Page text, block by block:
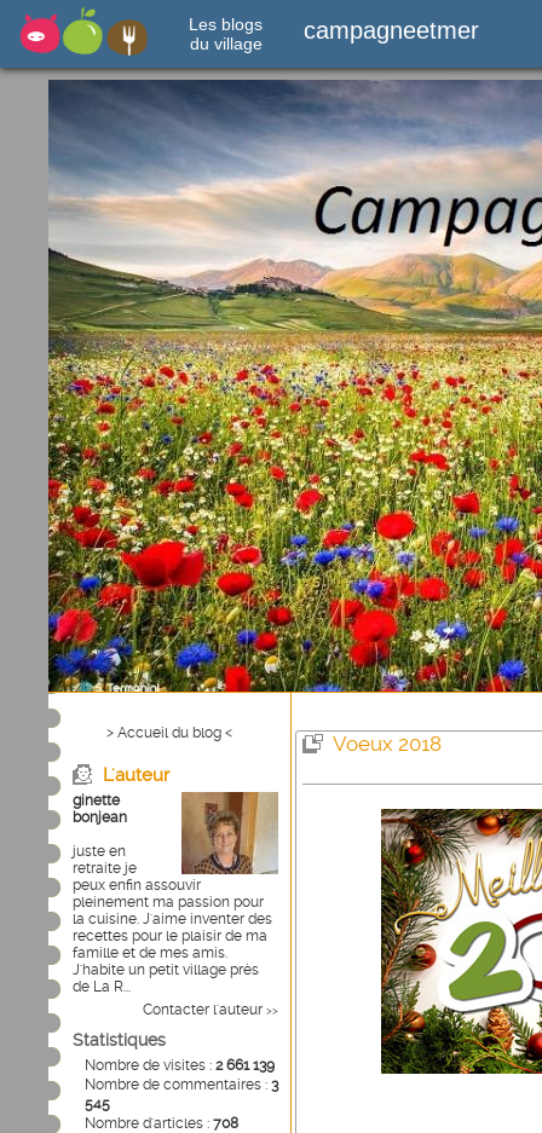
Les blogs
du village
campagneetmer
> Accueil du blog <
L'auteur
ginette
bonjean
juste en
retraite je
peux enfin assouvir
pleinement ma passion pour
la cuisine. J'aime inventer des
recettes pour le plaisir de ma
famille et de mes amis.
J'habite un petit village près
de La R...
Contacter l'auteur >>
Statistiques
Nombre de visites : 2 661 139
Nombre de commentaires : 3
545
Nombre d'articles : 708
Voeux 2018